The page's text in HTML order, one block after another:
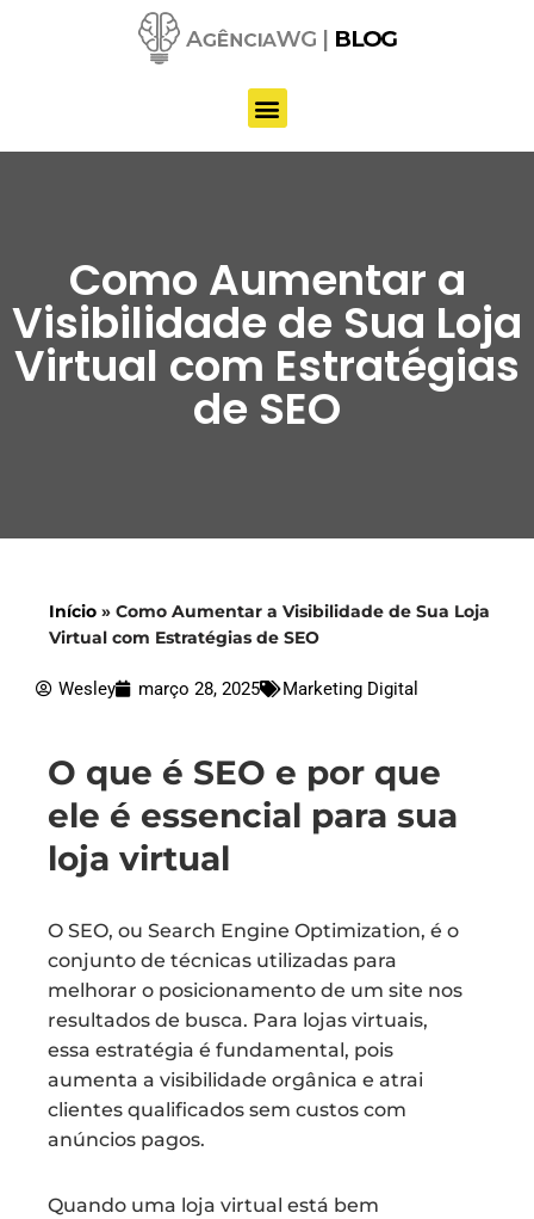
conteúdo
Como Aumentar a
Visibilidade de Sua Loja
Virtual com Estratégias
de SEO
Início » Como Aumentar a Visibilidade de Sua Loja
Virtual com Estratégias de SEO
Wesley março 28, 2025 Marketing Digital
O que é SEO e por que
ele é essencial para sua
loja virtual
O SEO, ou Search Engine Optimization, é o
conjunto de técnicas utilizadas para
melhorar o posicionamento de um site nos
resultados de busca. Para lojas virtuais,
essa estratégia é fundamental, pois
aumenta a visibilidade orgânica e atrai
clientes qualificados sem custos com
anúncios pagos.
Quando uma loja virtual está bem